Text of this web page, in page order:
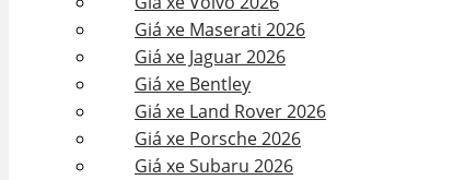
Giá xe Maserati 2026
Giá xe Jaguar 2026
Giá xe Bentley
Giá xe Land Rover 2026
Giá xe Porsche 2026
Giá xe Subaru 2026